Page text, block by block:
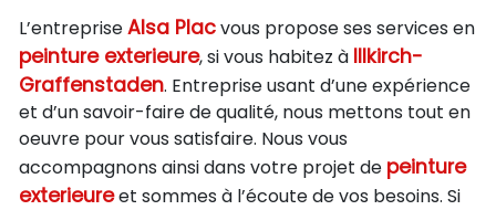
L’entrepriseAlsa Placvous propose ses services en
peinture exterieure, si vous habitez à Illkirch-
Graffenstaden. Entreprise usant d’une expérience
et d’un savoir-faire de qualité, nous mettons tout en
oeuvre pour vous satisfaire. Nous vous
accompagnons ainsi dans votre projet de peinture
exterieureet sommes à l’écoute de vos besoins. Si